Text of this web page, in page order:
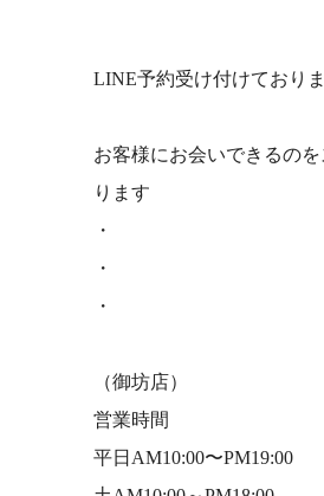
LINE予約受け付けており
お客様にお会いできるの
ります
・
・
・
（御坊店）
営業時間
平日AM10:00〜PM19:00